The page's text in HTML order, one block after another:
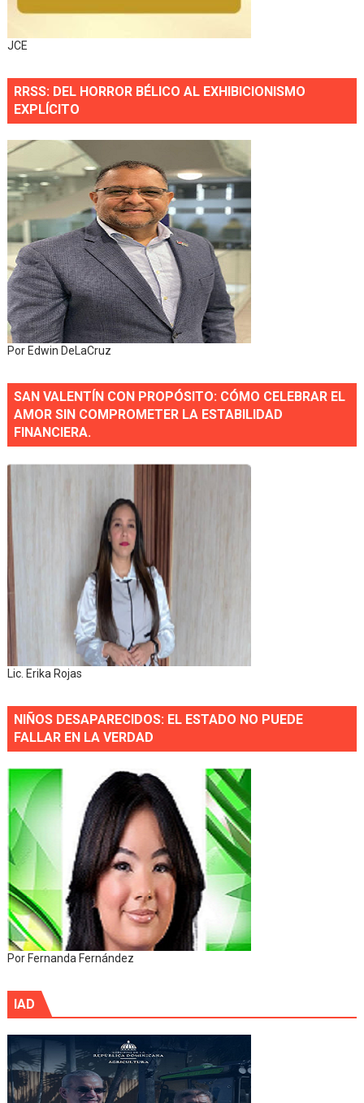
JCE
RRSS: DEL HORROR BÉLICO AL EXHIBICIONISMO
EXPLÍCITO
Por Edwin DeLaCruz
SAN VALENTÍN CON PROPÓSITO: CÓMO CELEBRAR EL
AMOR SIN COMPROMETER LA ESTABILIDAD
FINANCIERA.
Lic. Erika Rojas
NIÑOS DESAPARECIDOS: EL ESTADO NO PUEDE
FALLAR EN LA VERDAD
Por Fernanda Fernández
IAD